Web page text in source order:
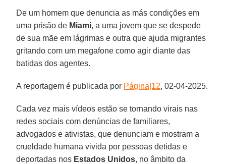
De um homem que denuncia as más condições em
uma prisão de Miami, a uma jovem que se despede
de sua mãe em lágrimas e outra que ajuda migrantes
gritando com um megafone como agir diante das
batidas dos agentes.
A reportagem é publicada por Página|12, 02-04-2025.
Cada vez mais vídeos estão se tornando virais nas
redes sociais com denúncias de familiares,
advogados e ativistas, que denunciam e mostram a
crueldade humana vivida por pessoas detidas e
deportadas nos Estados Unidos, no âmbito da